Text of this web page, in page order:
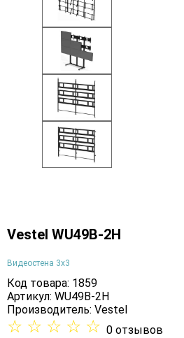
Vestel WU49B-2H
Видеостена 3х3
Код товара: 1859
Артикул: WU49B-2H
Производитель: Vestel
☆ ☆ ☆ ☆ ☆ 0 отзывов